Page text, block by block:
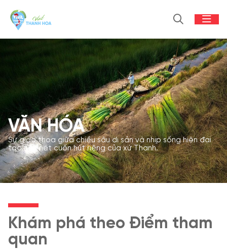
VĂN HÓA
Sự giao thoa giữa chiều sâu di sản và nhịp sống hiện đại
tạo nên nét cuốn hút riêng của xứ Thanh.
Khám phá theo Điểm tham
quan